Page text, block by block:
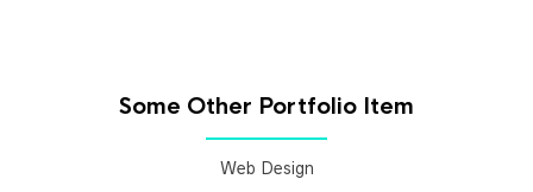
Some Other Portfolio Item
Web Design